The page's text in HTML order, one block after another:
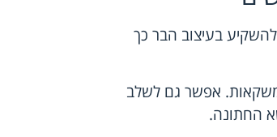
בעיצוב הבר כך
ומשקאות. אפשר גם לשלב
החתונה.